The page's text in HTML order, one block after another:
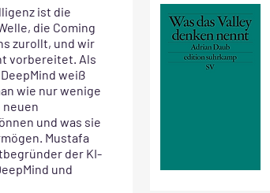
ist die
die Coming
zurollt, und wir
vorbereitet. Als
weiß
wie nur wenige
neuen
und was sie
Mustafa
der KI-
und